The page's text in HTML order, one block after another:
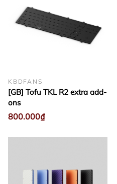
KBDFANS
[GB] Tofu TKL R2 extra add-
ons
800.000₫